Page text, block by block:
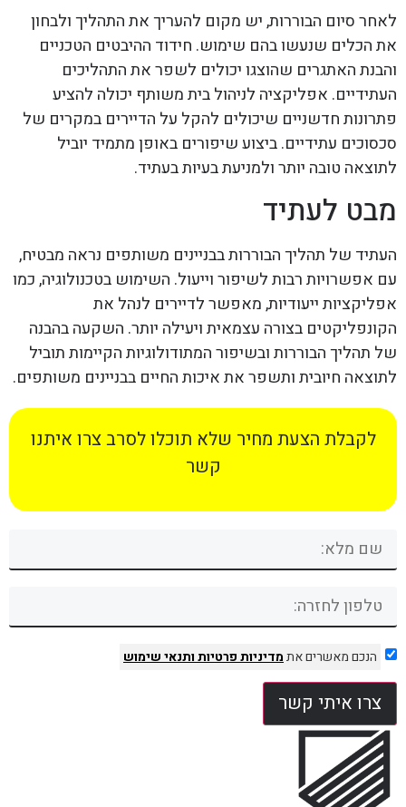
לאחר סיום הבוררות, יש מקום להעריך את התהליך ולבחון
את הכלים שנעשו בהם שימוש. חידוד ההיבטים הטכניים
והבנת האתגרים שהוצגו יכולים לשפר את התהליכים
העתידיים. אפליקציה לניהול בית משותף יכולה להציע
פתרונות חדשניים שיכולים להקל על הדיירים במקרים של
סכסוכים עתידיים. ביצוע שיפורים באופן מתמיד יוביל
לתוצאה טובה יותר ולמניעת בעיות בעתיד.
מבט לעתיד
העתיד של תהליך הבוררות בבניינים משותפים נראה מבטיח,
עם אפשרויות רבות לשיפור וייעול. השימוש בטכנולוגיה, כמו
אפליקציות ייעודיות, מאפשר לדיירים לנהל את
הקונפליקטים בצורה עצמאית ויעילה יותר. השקעה בהבנה
של תהליך הבוררות ובשיפור המתודולוגיות הקיימות תוביל
לתוצאה חיובית ותשפר את איכות החיים בבניינים משותפים.
לקבלת הצעת מחיר שלא תוכלו לסרב צרו איתנו
קשר
הנכם מאשרים אתמדיניות פרטיותותנאי שימוש
צרו איתי קשר